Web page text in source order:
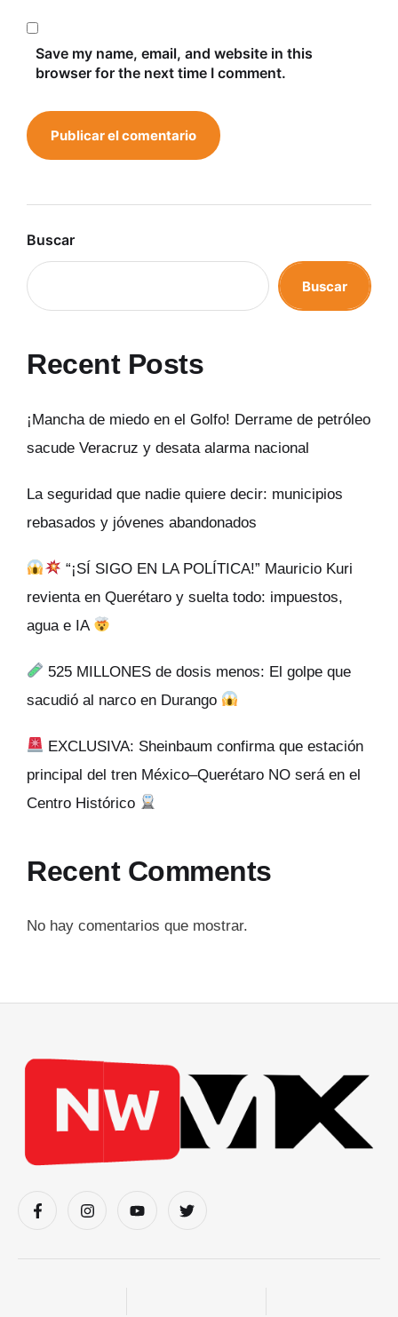
Save my name, email, and website in this
browser for the next time I comment.
Buscar
Buscar
Recent Posts
¡Mancha de miedo en el Golfo! Derrame de petróleo
sacude Veracruz y desata alarma nacional
La seguridad que nadie quiere decir: municipios
rebasados y jóvenes abandonados
“¡SÍ SIGO EN LA POLÍTICA!” Mauricio Kuri
revienta en Querétaro y suelta todo: impuestos,
agua e IA
525 MILLONES de dosis menos: El golpe que
sacudió al narco en Durango
EXCLUSIVA: Sheinbaum confirma que estación
principal del tren México–Querétaro NO será en el
Centro Histórico
Recent Comments
No hay comentarios que mostrar.